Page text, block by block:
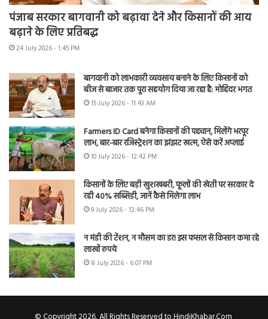
पंजाब सरकार बागवानी को बढ़ावा देने और किसानों की आय
बढ़ाने के लिए प्रतिबद्ध
24 July 2026 - 1:45 PM
बागवानी को लाभकारी व्यवसाय बनाने के लिए किसानों को
बीज से बाजार तक पूरा सहयोग दिया जा रहा है: मोहिंदर भगत
15 July 2026 - 11:43 AM
Farmers ID Card बनेगा किसानों की पहचान, मिलेंगे भरपूर
लाभ, बार-बार रजिस्ट्रेशन का झंझट खत्म, ऐसे करें अप्लाई
10 July 2026 - 12:42 PM
किसानों के लिए बड़ी खुशखबरी, फूलों की खेती पर सरकार दे
रही 40% सब्सिडी, जानें कैसे मिलेगा लाभ
9 July 2026 - 12:46 PM
न मंडी की टेंशन, न मौसम का डर! इस फसल से किसान कमा रहे
लाखों रुपये
8 July 2026 - 6:07 PM